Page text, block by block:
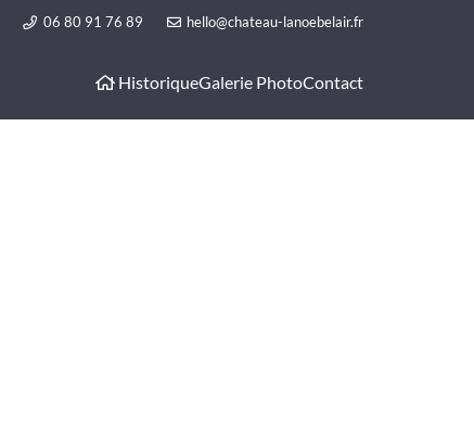
06 80 91 76 89 hello@chateau-lanoebelair.fr
HistoriqueGalerie PhotoContact